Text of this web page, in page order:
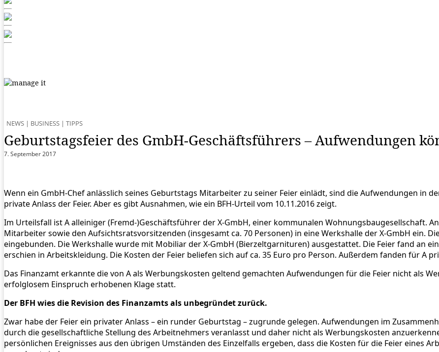
NEWS | BUSINESS | TIPPS
Geburtstagsfeier des GmbH-Geschäftsführers – Aufwendungen
7. September 2017
Wenn ein GmbH-Chef anlässlich seines Geburtstags Mitarbeiter zu seiner Feier einlädt, sind die Aufwendungen in
private Anlass der Feier. Aber es gibt Ausnahmen, wie ein BFH-Urteil vom 10.11.2016 zeigt.
Im Urteilsfall ist A alleiniger (Fremd-)Geschäftsführer der X-GmbH, einer kommunalen Wohnungsbaugesellschaft.
Mitarbeiter sowie den Aufsichtsratsvorsitzenden (insgesamt ca. 70 Personen) in eine Werkshalle der X-GmbH ein.
eingebunden. Die Werkshalle wurde mit Mobiliar der X-GmbH (Bierzeltgarnituren) ausgestattet. Die Feier fand an
erschien in Arbeitskleidung. Die Kosten der Feier beliefen sich auf ca. 35 Euro pro Person. Außerdem fanden für A
Das Finanzamt erkannte die von A als Werbungskosten geltend gemachten Aufwendungen für die Feier nicht als
erfolglosem Einspruch erhobenen Klage statt.
Der BFH wies die Revision des Finanzamts als unbegründet zurück.
Zwar habe der Feier ein privater Anlass – ein runder Geburtstag – zugrunde gelegen. Aufwendungen im
durch die gesellschaftliche Stellung des Arbeitnehmers veranlasst und daher nicht als Werbungskosten
persönlichen Ereignisses aus den übrigen Umständen des Einzelfalls ergeben, dass die Kosten für die Feier eines